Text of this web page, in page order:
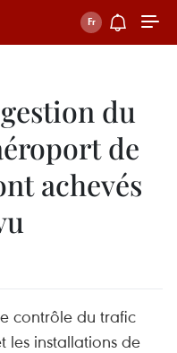
du
de
achevés
contrôle du trafic
les installations de